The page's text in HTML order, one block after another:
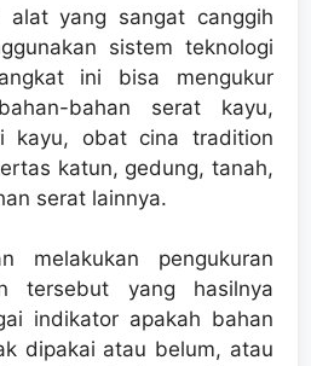
alat yang sangat canggih
sistem teknologi
ini bisa mengukur
bahan serat kayu,
kayu, obat cina tradition
katun, gedung, tanah,
serat lainnya.
melakukan pengukuran
tersebut yang hasilnya
indikator apakah bahan
dipakai atau belum, atau